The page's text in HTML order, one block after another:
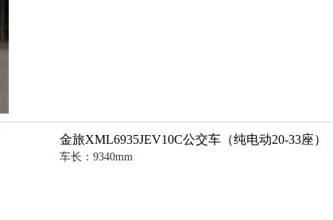
金旅XML6935JEV10C公交车（纯电动20-33座）
车长：9340mm